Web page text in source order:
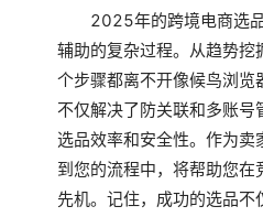
2025年的跨境电商选
辅助的复杂过程。从趋势挖
个步骤都离不开像候鸟浏览
不仅解决了防关联和多账号
选品效率和安全性。作为卖
到您的流程中，将帮助您在
先机。记住，成功的选品不